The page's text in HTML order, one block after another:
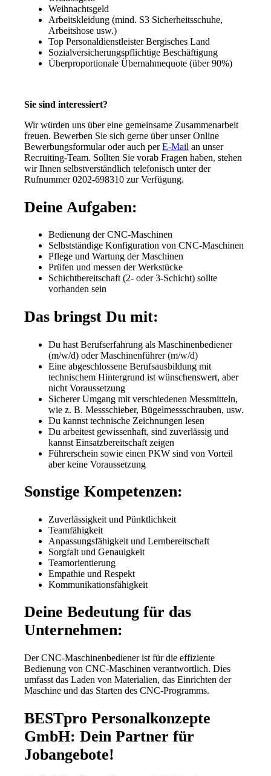
Weihnachtsgeld
Arbeitskleidung (mind. S3 Sicherheitsschuhe,
Arbeitshose usw.)
Top Personaldienstleister Bergisches Land
Sozialversicherungspflichtige Beschäftigung
Überproportionale Übernahmequote (über 90%)
Sie sind interessiert?
Wir würden uns über eine gemeinsame Zusammenarbeit
freuen. Bewerben Sie sich gerne über unser Online
Bewerbungsformular oder auch perE-Mail an unser
Recruiting-Team. Sollten Sie vorab Fragen haben, stehen
wir Ihnen selbstverständlich telefonisch unter der
Rufnummer 0202-698310 zur Verfügung.
Deine Aufgaben:
Bedienung der CNC-Maschinen
Selbstständige Konfiguration von CNC-Maschinen
Pflege und Wartung der Maschinen
Prüfen und messen der Werkstücke
Schichtbereitschaft (2- oder 3-Schicht) sollte
vorhanden sein
Das bringst Du mit:
Du hast Berufserfahrung als Maschinenbediener
(m/w/d) oder Maschinenführer (m/w/d)
Eine abgeschlossene Berufsausbildung mit
technischem Hintergrund ist wünschenswert, aber
nicht Voraussetzung
Sicherer Umgang mit verschiedenen Messmitteln,
wie z. B. Messschieber, Bügelmessschrauben, usw.
Du kannst technische Zeichnungen lesen
Du arbeitest gewissenhaft, sind zuverlässig und
kannst Einsatzbereitschaft zeigen
Führerschein sowie einen PKW sind von Vorteil
aber keine Voraussetzung
Sonstige Kompetenzen:
Zuverlässigkeit und Pünktlichkeit
Teamfähigkeit
Anpassungsfähigkeit und Lernbereitschaft
Sorgfalt und Genauigkeit
Teamorientierung
Empathie und Respekt
Kommunikationsfähigkeit
Deine Bedeutung für das
Unternehmen:
Der CNC-Maschinenbediener ist für die effiziente
Bedienung von CNC-Maschinen verantwortlich. Dies
umfasst das Laden von Materialien, das Einrichten der
Maschine und das Starten des CNC-Programms.
BESTpro Personalkonzepte
GmbH: Dein Partner für
Jobangebote!